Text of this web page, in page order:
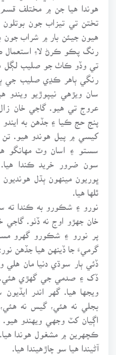
هوندا هيا جن ۾ مختلف قسم
تختن تي تيزاب جون بوتلون
هيون جيئن بار ۾ شراب جون
رنگ پڪو ڪرڻ لاءِ استعمال
تي وڏو ڪاٺ جو صليب لڳل
رنگي ٻاهر ڪڍي صليب جي
سان ويڙهي نيپوڙيو ويندو
عروج تي هيو. گاجي خان
پنج حج ڪيا ۽ جڏهن به
کيسي ۾ پيل هوندو هيو.
سستو ۽ اسان وٽ مهانگو
سون ضرور خريد ڪندا
ڀوريون مينهون ٻڌل
ٿلها هيا.
نورو ۽ شڪورو به ڪندا ته
خان جهڙو اوج نه ڏٺو.
پر نورو ۽ شڪورو گهرو
گرميءَ جا ڏينهن هيا جڏهن
ڏئي ٻار سوڌي دنيا مان هلي
ڏک ۽ صدمي جي گهڙي هئي.
ويجها هيا. گهر اندر
بجلي نه هئي، گيس نه
اڳيان کٽ وجهي ويهندو هيو.
ڪچهرين ۾ مشغول هوندا
آڻيندا هيا سو چاڙهيندا هيا.